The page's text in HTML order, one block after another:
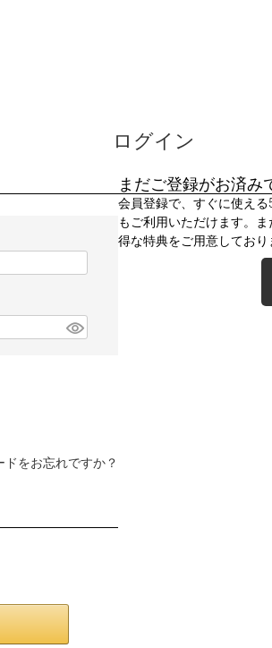
ログイン
ドをお忘れですか？
まだご登録がお済み
会員登録で、すぐに使え
もご利用いただけます。
得な特典をご用意しており